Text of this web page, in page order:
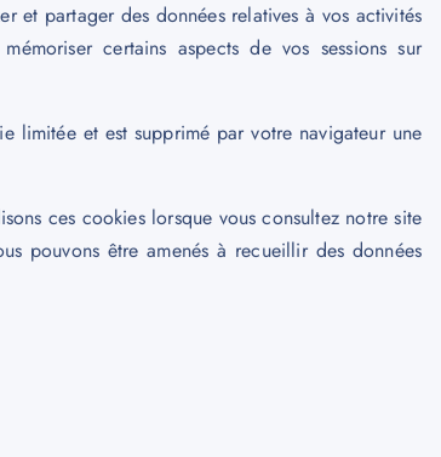
et partager des données relatives à vos activités
certains aspects de vos sessions sur
limitée et est supprimé par votre navigateur une
ces cookies lorsque vous consultez notre site
pouvons être amenés à recueillir des données